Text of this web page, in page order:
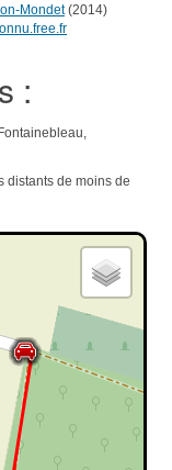
Mondet(2014)
:
distants de moins de